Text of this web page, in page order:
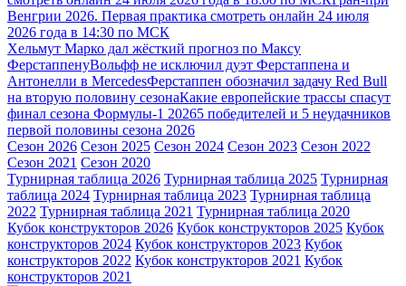
Венгрии 2026. Первая практика смотреть онлайн 24 июля
2026 года в 14:30 по МСК
Хельмут Марко дал жёсткий прогноз по Максу
ФерстаппенуВольфф не исключил дуэт Ферстаппена и
Антонелли в MercedesФерстаппен обозначил задачу Red Bull
на вторую половину сезонаКакие европейские трассы спасут
финал сезона Формулы-1 20265 победителей и 5 неудачников
первой половины сезона 2026
Сезон 2026 Сезон 2025 Сезон 2024 Сезон 2023 Сезон 2022
Сезон 2021 Сезон 2020
Турнирная таблица 2026 Турнирная таблица 2025 Турнирная
таблица 2024 Турнирная таблица 2023 Турнирная таблица
2022 Турнирная таблица 2021 Турнирная таблица 2020
Кубок конструкторов 2026 Кубок конструкторов 2025 Кубок
конструкторов 2024 Кубок конструкторов 2023 Кубок
конструкторов 2022 Кубок конструкторов 2021 Кубок
конструкторов 2021